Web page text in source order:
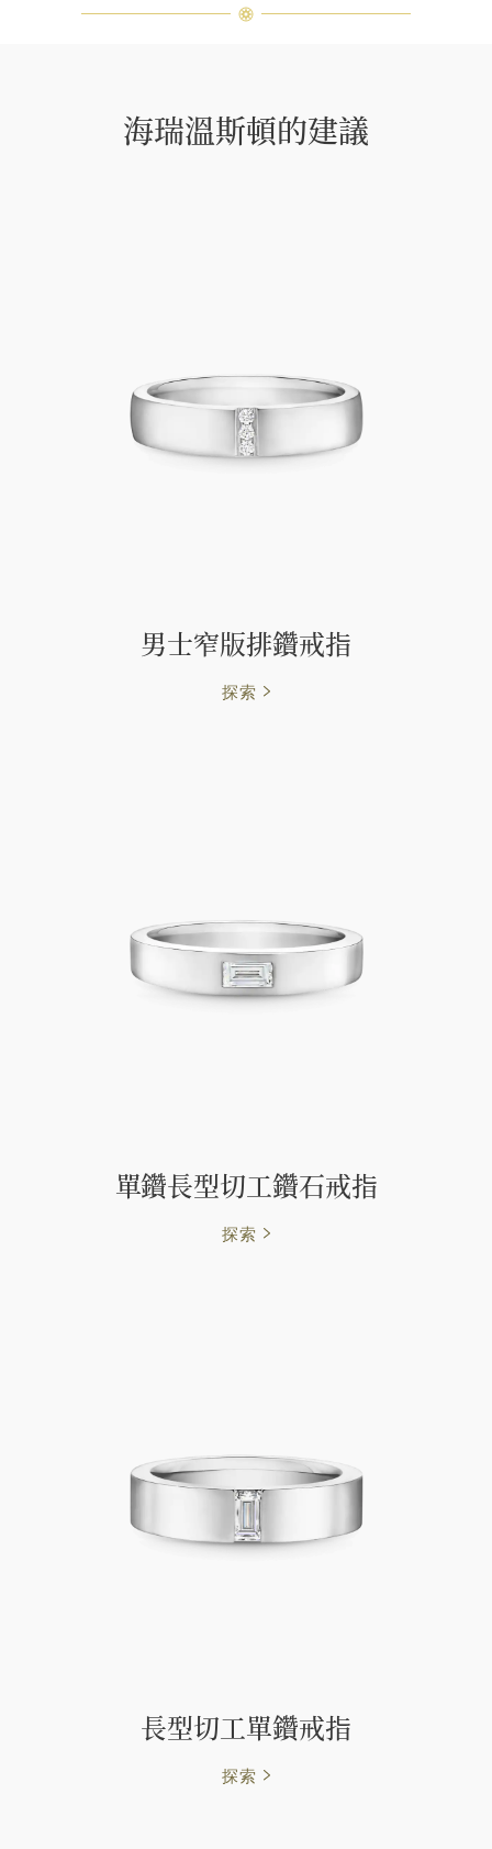
一件高級珠寶作品也是如此：每個寶
海瑞溫斯頓的建議
男士窄版排鑽戒指
探索
單鑽長型切工鑽石戒指
探索
長型切工單鑽戒指
探索